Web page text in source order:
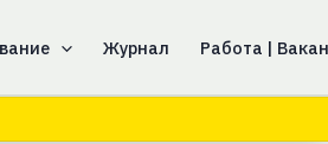
Журнал Работа |